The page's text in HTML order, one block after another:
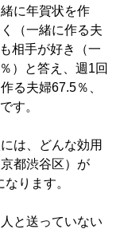
に年賀状を作
（一緒に作る夫
相手が好き（一
）と答え、週1回
る夫婦67.5％、
す。
は、どんな効用
都渋谷区）が
ります。
と送っていない